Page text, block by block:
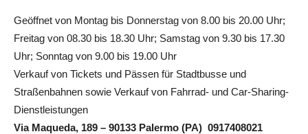
Geöffnet von Montag bis Donnerstag von 8.00 bis 20.00 Uhr;
Freitag von 08.30 bis 18.30 Uhr; Samstag von 9.30 bis 17.30
Uhr; Sonntag von 9.00 bis 19.00 Uhr
Verkauf von Tickets und Pässen für Stadtbusse und
Straßenbahnen sowie Verkauf von Fahrrad- und Car-Sharing-
Dienstleistungen
Via Maqueda, 189 – 90133 Palermo (PA) 0917408021